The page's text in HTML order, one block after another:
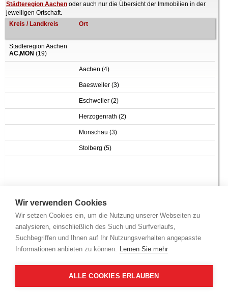
Wir verwenden Cookies
Wir setzen Cookies ein, um die Nutzung unserer Webseiten zu
analysieren, einschließlich des Such und Surfverlaufs,
Suchbegriffen und Ihnen auf Ihr Nutzungsverhalten angepasste
Informationen anbieten zu können. Lernen Sie mehr
ALLE COOKIES ERLAUBEN
Städteregion Aachen oder auch nur die Übersicht der Immobilien in der
jeweiligen Ortschaft.
Kreis / Landkreis
Ort
Städteregion Aachen
AC,MON (19)
Aachen (4)
Baesweiler (3)
Eschweiler (2)
Herzogenrath (2)
Monschau (3)
Stolberg (5)
Für Ihr ausgewähltes Kennzeichen gibt es mehrere Ergebnisse.
Bitte wählen Sie einen Kreis aus der Liste aus, um Ihre Eingabe
weiter zu verfeinern.